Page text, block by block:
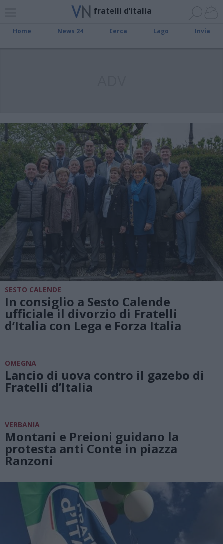
fratelli d’italia
Home News 24 Cerca Lago Invia
SESTO CALENDE
In consiglio a Sesto Calende
ufficiale il divorzio di Fratelli
d’Italia con Lega e Forza Italia
OMEGNA
Lancio di uova contro il gazebo di
Fratelli d’Italia
VERBANIA
Montani e Preioni guidano la
protesta anti Conte in piazza
Ranzoni